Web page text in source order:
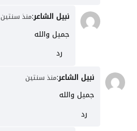
نبيل الشاعر:منذ سنتين
جميل والله
رد
نبيل الشاعر:منذ سنتين
جميل والله
رد